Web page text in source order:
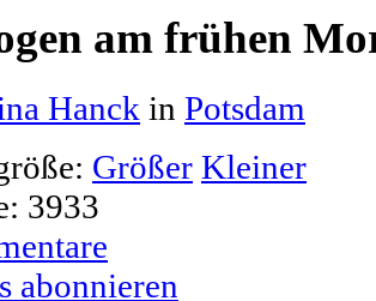
am frühen
Hanck in Potsdam
Größer Kleiner
3933
abonnieren